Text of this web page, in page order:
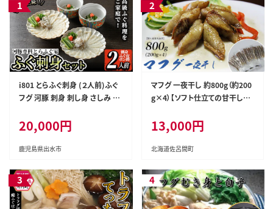
i801 とらふぐ刺身 (２人前)ふぐ
フグ 河豚 刺身 刺し身 さしみ ふ
ぽん酢 国産 特別な日に 冷凍
【とらふぐ家】
20,000円
鹿児島県出水市
マフグ 一夜干し 約800g（約200
g×4）【ソフト仕立ての甘干し仕
13,000円
北海道佐呂間町